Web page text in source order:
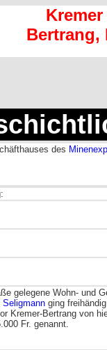
Bertrang,
des
gelegene Wohn- und
Seligmann ging
Kremer-Bertrang von
Fr. genannt.